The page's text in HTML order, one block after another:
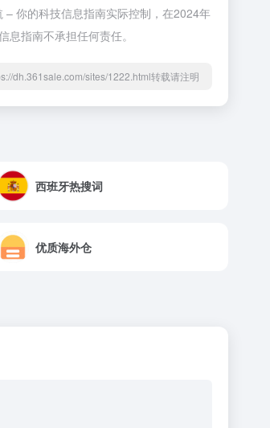
你的科技信息指南实际控制，在2024年
指南不承担任何责任。
dh.361sale.com/sites/1222.html转载请注明
西班牙热搜词
优质海外仓